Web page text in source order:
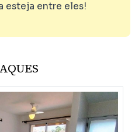
esteja entre eles!